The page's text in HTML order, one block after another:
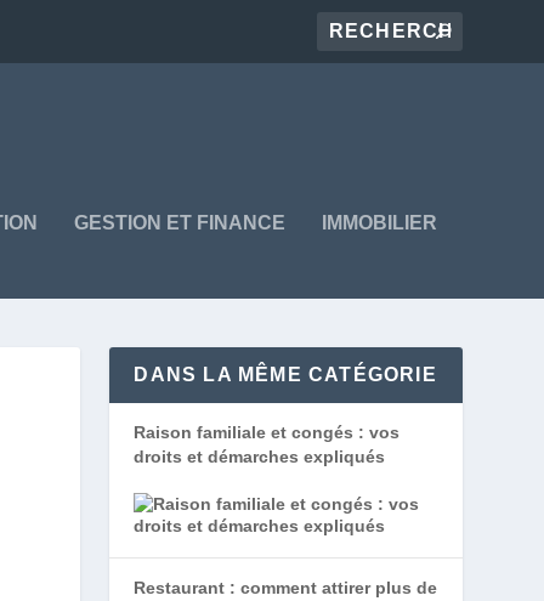
GESTION ET FINANCE IMMOBILIER
DANS LA MÊME CATÉGORIE
Raison familiale et congés : vos
droits et démarches expliqués
Restaurant : comment attirer plus de